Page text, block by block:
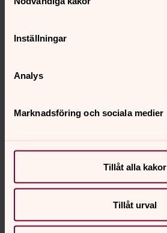
Inställningar
Analys
Marknadsföring och sociala medier
Tillåt alla kakor
Tillåt urval